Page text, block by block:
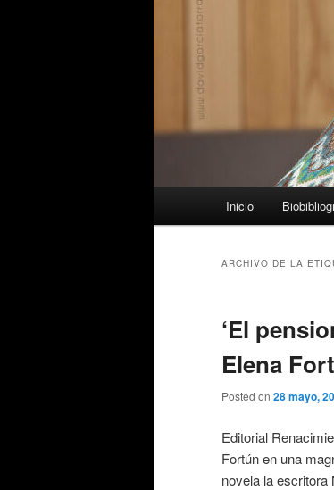
Inicio
ARCHIVO DE LA
‘El
Elena
Posted on 28 mayo,
Editorial
Fortún en una
novela la escritora